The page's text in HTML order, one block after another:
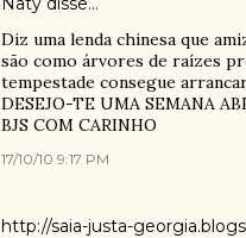
Diz uma lenda chinesa que
são como árvores de raízes
tempestade consegue
DESEJO-TE UMA SEMANA
BJS COM CARINHO
17/10/10 9:17 PM
http://saia-justa-